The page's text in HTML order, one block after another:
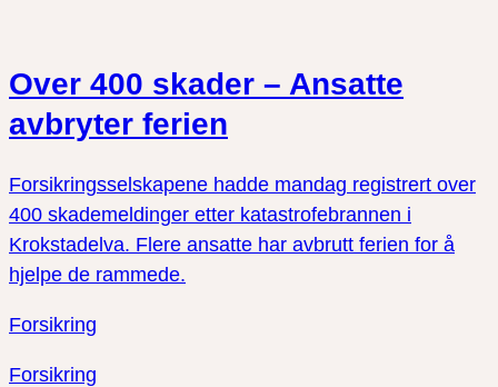
Over 400 skader – Ansatte
avbryter ferien
Forsikringsselskapene hadde mandag registrert over
400 skademeldinger etter katastrofebrannen i
Krokstadelva. Flere ansatte har avbrutt ferien for å
hjelpe de rammede.
Forsikring
Forsikring